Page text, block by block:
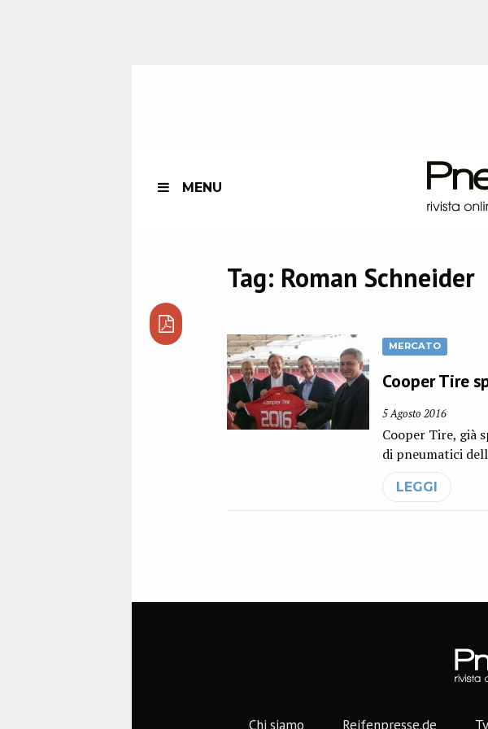
MENU
Tag: Roman Schneider
MERCATO
Cooper Tire
5 Agosto 2016
Cooper Tire, già
di pneumatici
LEGGI
Chi siamo Reifenpresse.de